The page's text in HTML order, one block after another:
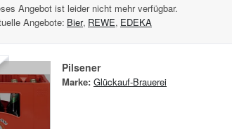
Angebot ist leider nicht mehr verfügbar.
Angebote: Bier, REWE, EDEKA
Pilsener
Marke: Glückauf-Brauerei